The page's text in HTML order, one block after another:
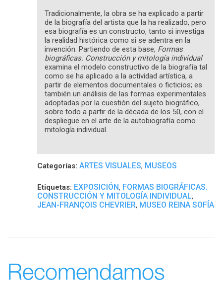
Tradicionalmente, la obra se ha explicado a partir
de la biografía del artista que la ha realizado, pero
esa biografía es un constructo, tanto si investiga
la realidad histórica como si se adentra en la
invención. Partiendo de esta base, Formas
biográficas. Construcción y mitología individual
examina el modelo constructivo de la biografía tal
como se ha aplicado a la actividad artística, a
partir de elementos documentales o ficticios; es
también un análisis de las formas experimentales
adoptadas por la cuestión del sujeto biográfico,
sobre todo a partir de la década de los 50, con el
despliegue en el arte de la autobiografía como
mitología individual.
Categorías: ARTES VISUALES, MUSEOS
Etiquetas: EXPOSICIÓN, FORMAS BIOGRÁFICAS.
CONSTRUCCIÓN Y MITOLOGÍA INDIVIDUAL,
JEAN-FRANÇOIS CHEVRIER, MUSEO REINA SOFÍA
Recomendamos